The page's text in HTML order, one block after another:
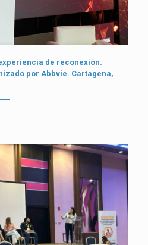
experiencia de reconexión.
por Abbvie. Cartagena,